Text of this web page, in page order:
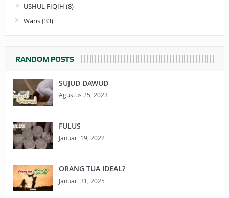
USHUL FIQIH (8)
Waris(33)
RANDOM POSTS
SUJUD DAWUD
Agustus 25, 2023
FULUS
Januari 19, 2022
ORANG TUA IDEAL?
Januari 31, 2025